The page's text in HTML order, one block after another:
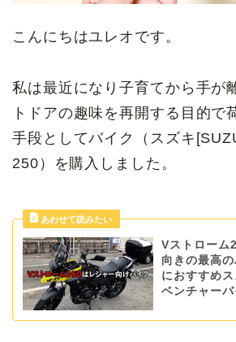
こんにちはユレオです。
私は最近になり子育てから手が
トドアの趣味を再開する目的で
手段としてバイク（スズキ
250）を購入しました。
Vストローム
向きの最高
におすすめ
ベンチャーバ